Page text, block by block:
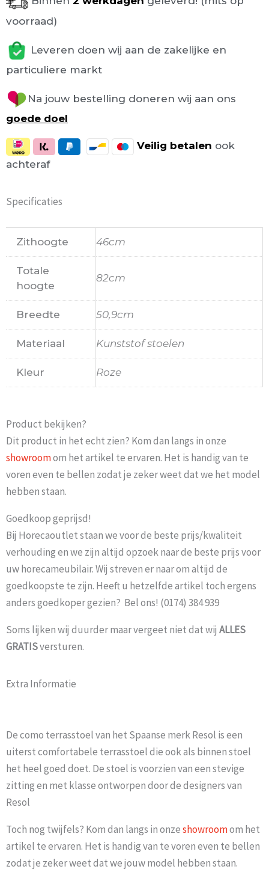
voorraad)
Leveren doen wij aan de zakelijke en
particuliere markt
Na jouw bestelling doneren wij aan ons
goede doel
Veilig betalen ook
achteraf
Specificaties
Zithoogte 46cm
Totale
hoogte
82cm
Breedte 50,9cm
Materiaal Kunststof stoelen
Kleur Roze
Product bekijken?
Dit product in het echt zien? Kom dan langs in onze
showroomom het artikel te ervaren. Het is handig van te
voren even te bellen zodat je zeker weet dat we het model
hebben staan.
Goedkoop geprijsd!
Bij Horecaoutlet staan we voor de beste prijs/kwaliteit
verhouding en we zijn altijd opzoek naar de beste prijs voor
uw horecameubilair. Wij streven er naar om altijd de
goedkoopste te zijn. Heeft u hetzelfde artikel toch ergens
anders goedkoper gezien? Bel ons! (0174) 384 939
Soms lijken wij duurder maar vergeet niet dat wij ALLES
GRATISversturen.
Extra Informatie
De como terrasstoel van het Spaanse merk Resol is een
uiterst comfortabele terrasstoel die ook als binnen stoel
het heel goed doet. De stoel is voorzien van een stevige
zitting en met klasse ontworpen door de designers van
Resol
Toch nog twijfels? Kom dan langs in onzeshowroomom het
artikel te ervaren. Het is handig van te voren even te bellen
zodat je zeker weet dat we jouw model hebben staan.